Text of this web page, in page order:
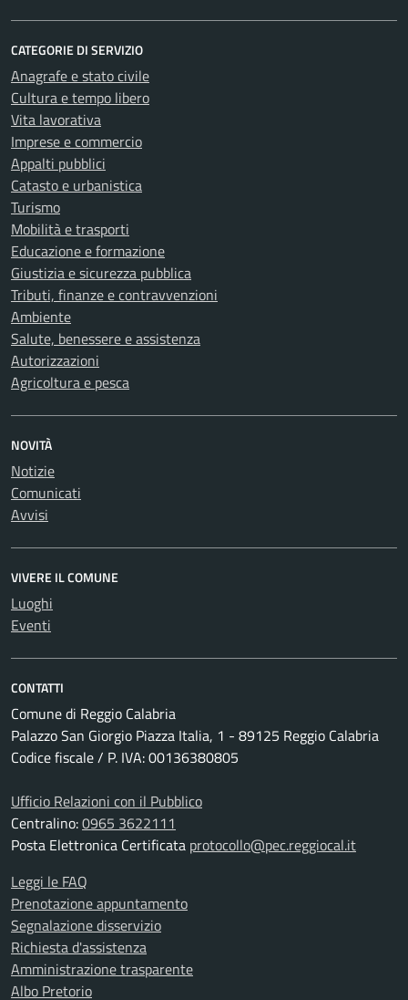
CATEGORIE DI SERVIZIO
Anagrafe e stato civile
Cultura e tempo libero
Vita lavorativa
Imprese e commercio
Appalti pubblici
Catasto e urbanistica
Turismo
Mobilità e trasporti
Educazione e formazione
Giustizia e sicurezza pubblica
Tributi, finanze e contravvenzioni
Ambiente
Salute, benessere e assistenza
Autorizzazioni
Agricoltura e pesca
NOVITÀ
Notizie
Comunicati
Avvisi
VIVERE IL COMUNE
Luoghi
Eventi
CONTATTI
Comune di Reggio Calabria
Palazzo San Giorgio Piazza Italia, 1 - 89125 Reggio Calabria
Codice fiscale / P. IVA: 00136380805
Ufficio Relazioni con il Pubblico
Centralino:0965 3622111
Posta Elettronica Certificata protocollo@pec.reggiocal.it
Leggi le FAQ
Prenotazione appuntamento
Segnalazione disservizio
Richiesta d'assistenza
Amministrazione trasparente
Albo Pretorio